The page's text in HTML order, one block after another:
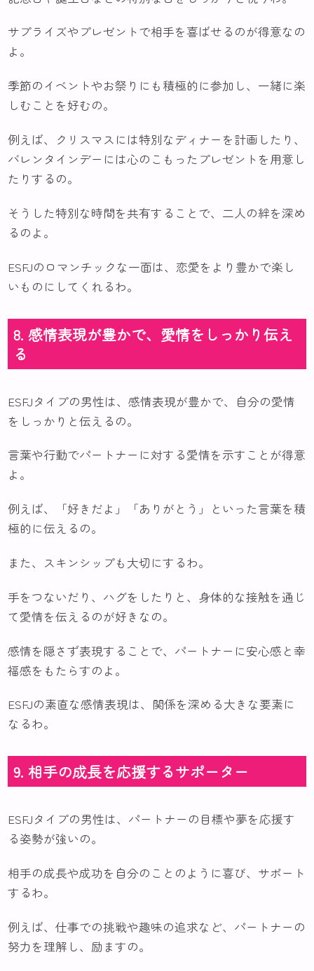
サプライズやプレゼントで相手を喜ばせるのが得意なの
よ。
季節のイベントやお祭りにも積極的に参加し、一緒に楽
しむことを好むの。
例えば、クリスマスには特別なディナーを計画したり、
バレンタインデーには心のこもったプレゼントを用意し
たりするの。
そうした特別な時間を共有することで、二人の絆を深め
るのよ。
ESFJのロマンチックな一面は、恋愛をより豊かで楽し
いものにしてくれるわ。
8. 感情表現が豊かで、愛情をしっかり伝え
る
ESFJタイプの男性は、感情表現が豊かで、自分の愛情
をしっかりと伝えるの。
言葉や行動でパートナーに対する愛情を示すことが得意
よ。
例えば、「好きだよ」「ありがとう」といった言葉を積
極的に伝えるの。
また、スキンシップも大切にするわ。
手をつないだり、ハグをしたりと、身体的な接触を通じ
て愛情を伝えるのが好きなの。
感情を隠さず表現することで、パートナーに安心感と幸
福感をもたらすのよ。
ESFJの素直な感情表現は、関係を深める大きな要素に
なるわ。
9. 相手の成長を応援するサポーター
ESFJタイプの男性は、パートナーの目標や夢を応援す
る姿勢が強いの。
相手の成長や成功を自分のことのように喜び、サポート
するわ。
例えば、仕事での挑戦や趣味の追求など、パートナーの
努力を理解し、励ますの。